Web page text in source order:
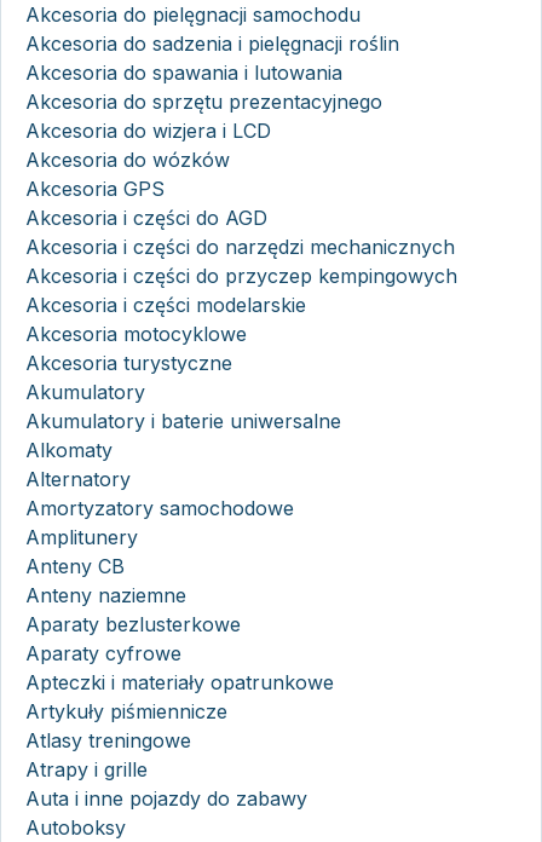
Akcesoria do pielęgnacji samochodu
Akcesoria do sadzenia i pielęgnacji roślin
Akcesoria do spawania i lutowania
Akcesoria do sprzętu prezentacyjnego
Akcesoria do wizjera i LCD
Akcesoria do wózków
Akcesoria GPS
Akcesoria i części do AGD
Akcesoria i części do narzędzi mechanicznych
Akcesoria i części do przyczep kempingowych
Akcesoria i części modelarskie
Akcesoria motocyklowe
Akcesoria turystyczne
Akumulatory
Akumulatory i baterie uniwersalne
Alkomaty
Alternatory
Amortyzatory samochodowe
Amplitunery
Anteny CB
Anteny naziemne
Aparaty bezlusterkowe
Aparaty cyfrowe
Apteczki i materiały opatrunkowe
Artykuły piśmiennicze
Atlasy treningowe
Atrapy i grille
Auta i inne pojazdy do zabawy
Autoboksy